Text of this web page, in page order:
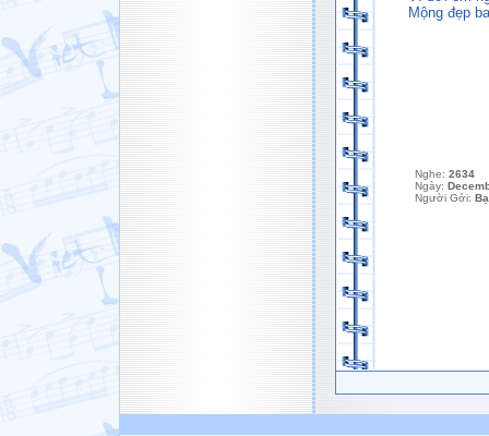
Mộng đẹp
Nghe: 2634
Ngày:
Người Gởi: